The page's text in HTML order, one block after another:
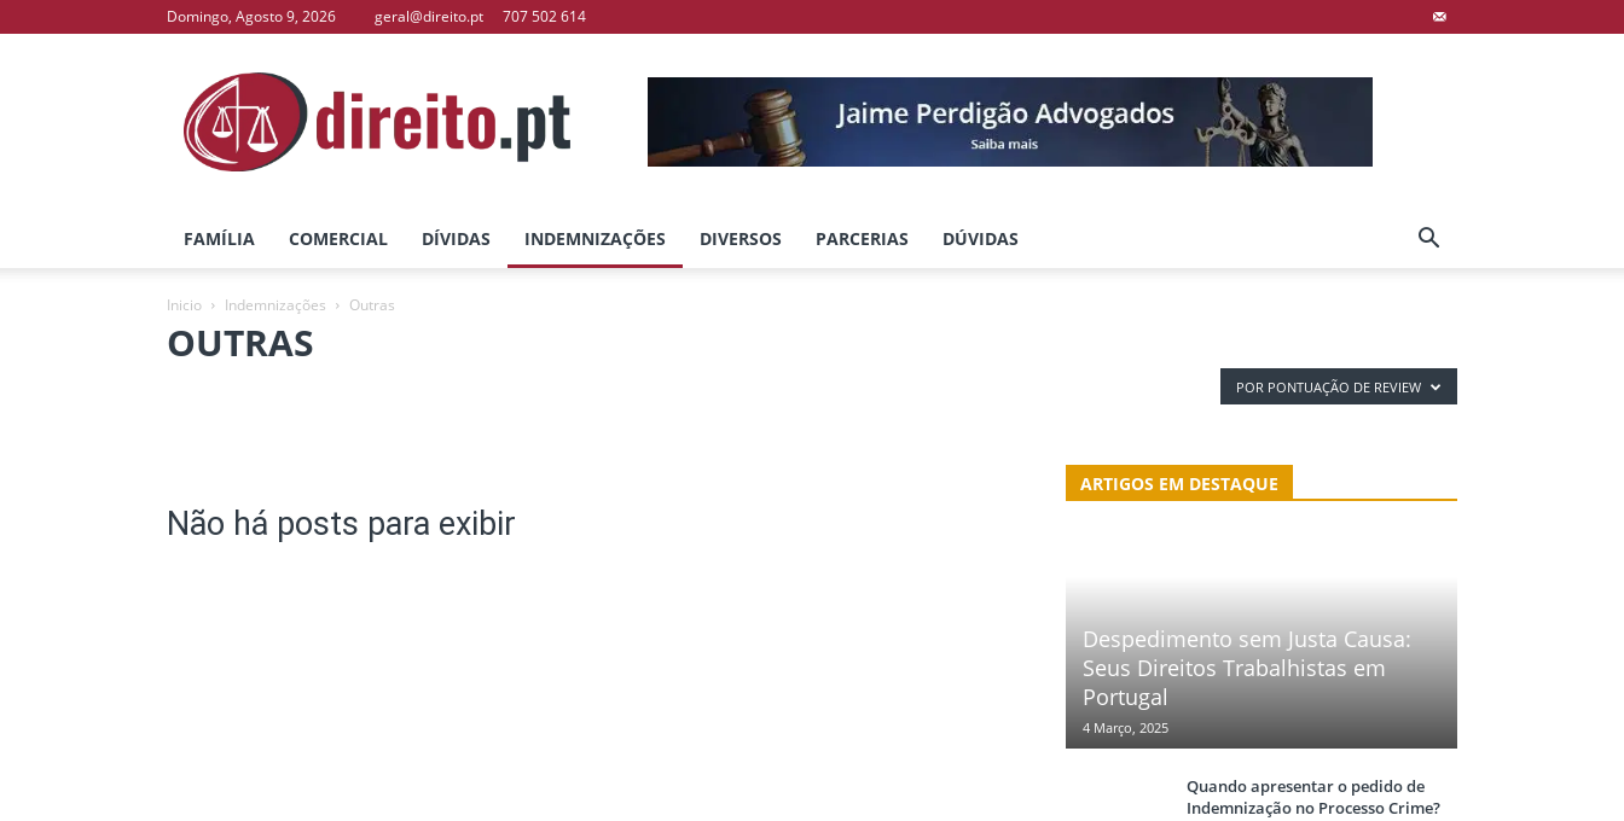
Domingo, Agosto 9, 2026 geral@direito.pt 707 502 614
direito.pt
–
O
Seu
Direito
FAMÍLIA COMERCIAL DÍVIDAS INDEMNIZAÇÕES DIVERSOS PARCERIAS DÚVIDAS
Inicio Indemnizações Outras
OUTRAS
POR PONTUAÇÃO DE REVIEW
Não há posts para exibir
ARTIGOS EM DESTAQUE
Despedimento sem Justa Causa:
Seus Direitos Trabalhistas em
Portugal
4 Março, 2025
Quando apresentar o pedido de
Indemnização no Processo Crime?